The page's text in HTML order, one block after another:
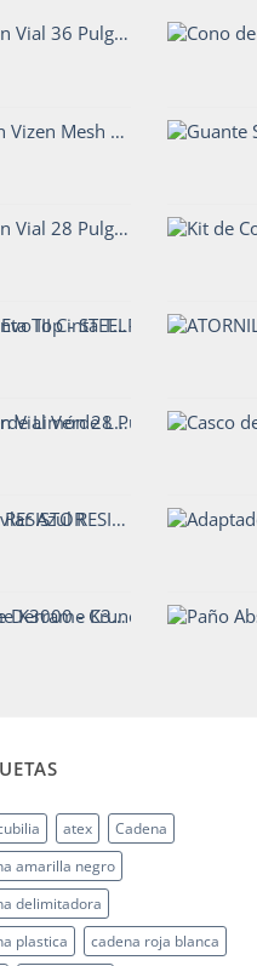
Base Pesada
Mesh PETZL
Base Pesada
Top - STEELPRO
Limón 28 Pulgadas
RESISTOR
K3000 - CrunchOil
atex
Cadena
amarilla negro
delimitadora
plastica
cadena roja blanca